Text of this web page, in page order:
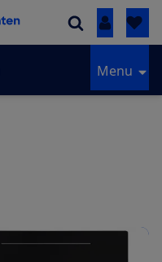
Inloggen
Menu